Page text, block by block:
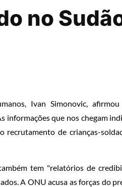
no
Ivan Simonovic,
informações que nos chegam
recrutamento de crianças-
tem "relatórios de
A ONU acusa as forças do